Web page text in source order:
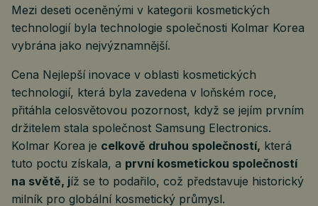
Mezi deseti oceněnými v kategorii kosmetických
technologií byla technologie společnosti Kolmar Korea
vybrána jako nejvýznamnější.
Cena Nejlepší inovace v oblasti kosmetických
technologií, která byla zavedena v loňském roce,
přitáhla celosvětovou pozornost, když se jejím prvním
držitelem stala společnost Samsung Electronics.
Kolmar Korea je celkově druhou společností, která
tuto poctu získala, a první kosmetickou společností
na světě, jíž se to podařilo, což představuje historický
milník pro globální kosmetický průmysl.